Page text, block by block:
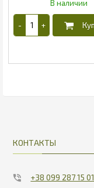
КОНТАКТЫ
+38 099 287 15 01